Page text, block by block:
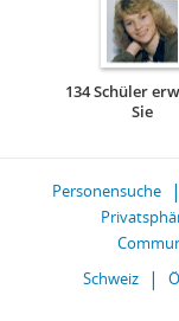
134 Schüler
Sie
Personensuche
Schweiz